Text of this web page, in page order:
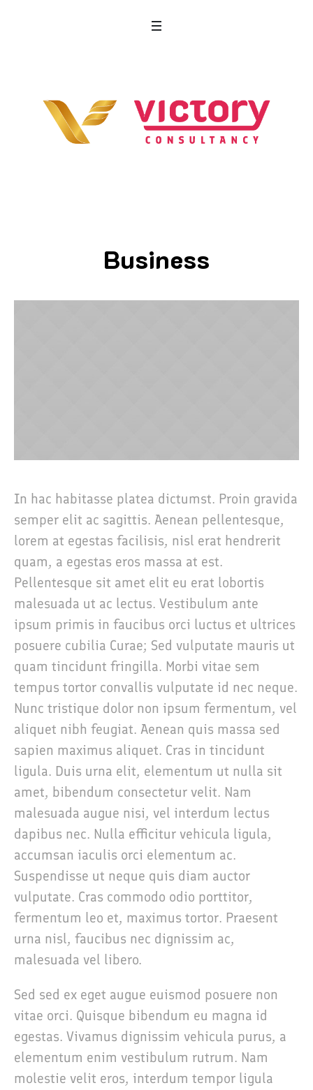
Business
In hac habitasse platea dictumst. Proin gravida
semper elit ac sagittis. Aenean pellentesque,
lorem at egestas facilisis, nisl erat hendrerit
quam, a egestas eros massa at est.
Pellentesque sit amet elit eu erat lobortis
malesuada ut ac lectus. Vestibulum ante
ipsum primis in faucibus orci luctus et ultrices
posuere cubilia Curae; Sed vulputate mauris ut
quam tincidunt fringilla. Morbi vitae sem
tempus tortor convallis vulputate id nec neque.
Nunc tristique dolor non ipsum fermentum, vel
aliquet nibh feugiat. Aenean quis massa sed
sapien maximus aliquet. Cras in tincidunt
ligula. Duis urna elit, elementum ut nulla sit
amet, bibendum consectetur velit. Nam
malesuada augue nisi, vel interdum lectus
dapibus nec. Nulla efficitur vehicula ligula,
accumsan iaculis orci elementum ac.
Suspendisse ut neque quis diam auctor
vulputate. Cras commodo odio porttitor,
fermentum leo et, maximus tortor. Praesent
urna nisl, faucibus nec dignissim ac,
malesuada vel libero.
Sed sed ex eget augue euismod posuere non
vitae orci. Quisque bibendum eu magna id
egestas. Vivamus dignissim vehicula purus, a
elementum enim vestibulum rutrum. Nam
molestie velit eros, interdum tempor ligula